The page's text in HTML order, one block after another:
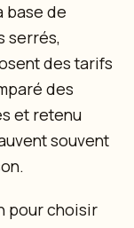
base de
serrés,
des tarifs
des
et retenu
souvent
pour choisir